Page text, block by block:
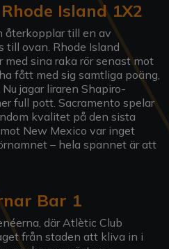
Island 1X2
återkopplar till en av
till ovan. Rhode Island
med sina raka rör senast mot
fått med sig samtliga poäng,
jagar liraren Shapiro-
full pott. Sacramento spelar
kvalitet på den sista
New Mexico var inget
– hela spannet är att
Bar 1
där Atlètic Club
från staden att kliva in i